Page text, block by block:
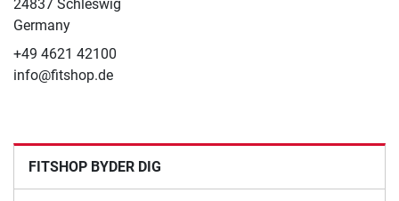
24837 Schleswig
Germany
+49 4621 42100
info@fitshop.de
FITSHOP BYDER DIG